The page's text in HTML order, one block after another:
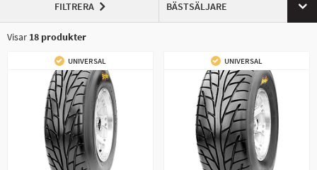
FILTRERA BÄSTSÄLJARE
Visar 18 produkter
UNIVERSAL UNIVERSAL